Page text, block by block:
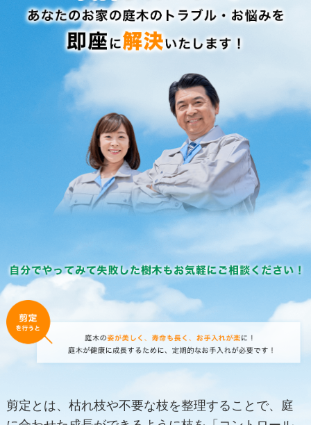
剪定とは、枯れ枝や不要な枝を整理することで、庭